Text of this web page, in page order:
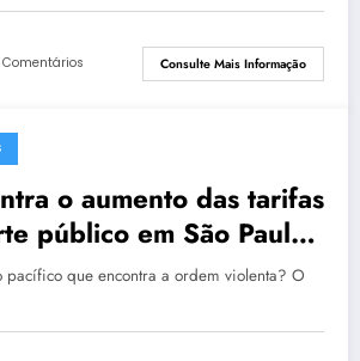
Comentários Consulte Mais Informação
o aumento das tarifas
público em São Paulo
pacífico que encontra a ordem violenta? O